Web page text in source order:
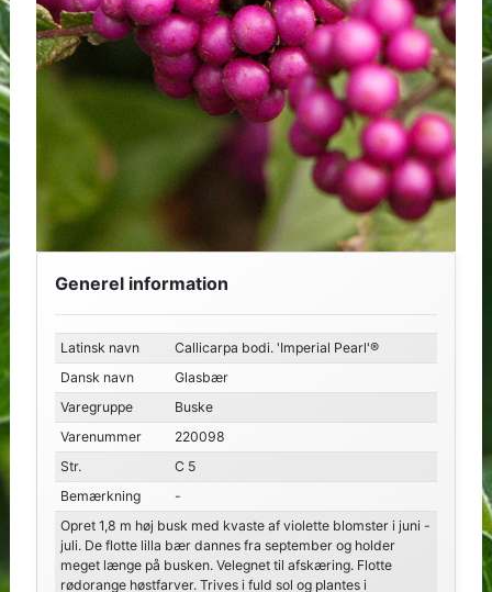
Generel information
Latinsk navn
Callicarpa bodi. 'Imperial Pearl'®
Dansk navn
Glasbær
Varegruppe
Buske
Varenummer
220098
Str.
C 5
Bemærkning
-
Opret 1,8 m høj busk med kvaste af violette blomster i juni -
juli. De flotte lilla bær dannes fra september og holder
meget længe på busken. Velegnet til afskæring. Flotte
rødorange høstfarver. Trives i fuld sol og plantes i